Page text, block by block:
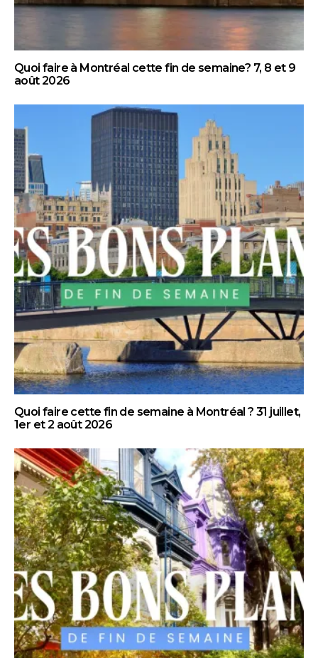
Quoi faire à Montréal cette fin de semaine? 7, 8 et 9
août 2026
Quoi faire cette fin de semaine à Montréal ? 31 juillet,
1er et 2 août 2026